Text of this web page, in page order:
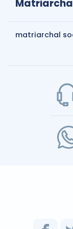
matriarchal